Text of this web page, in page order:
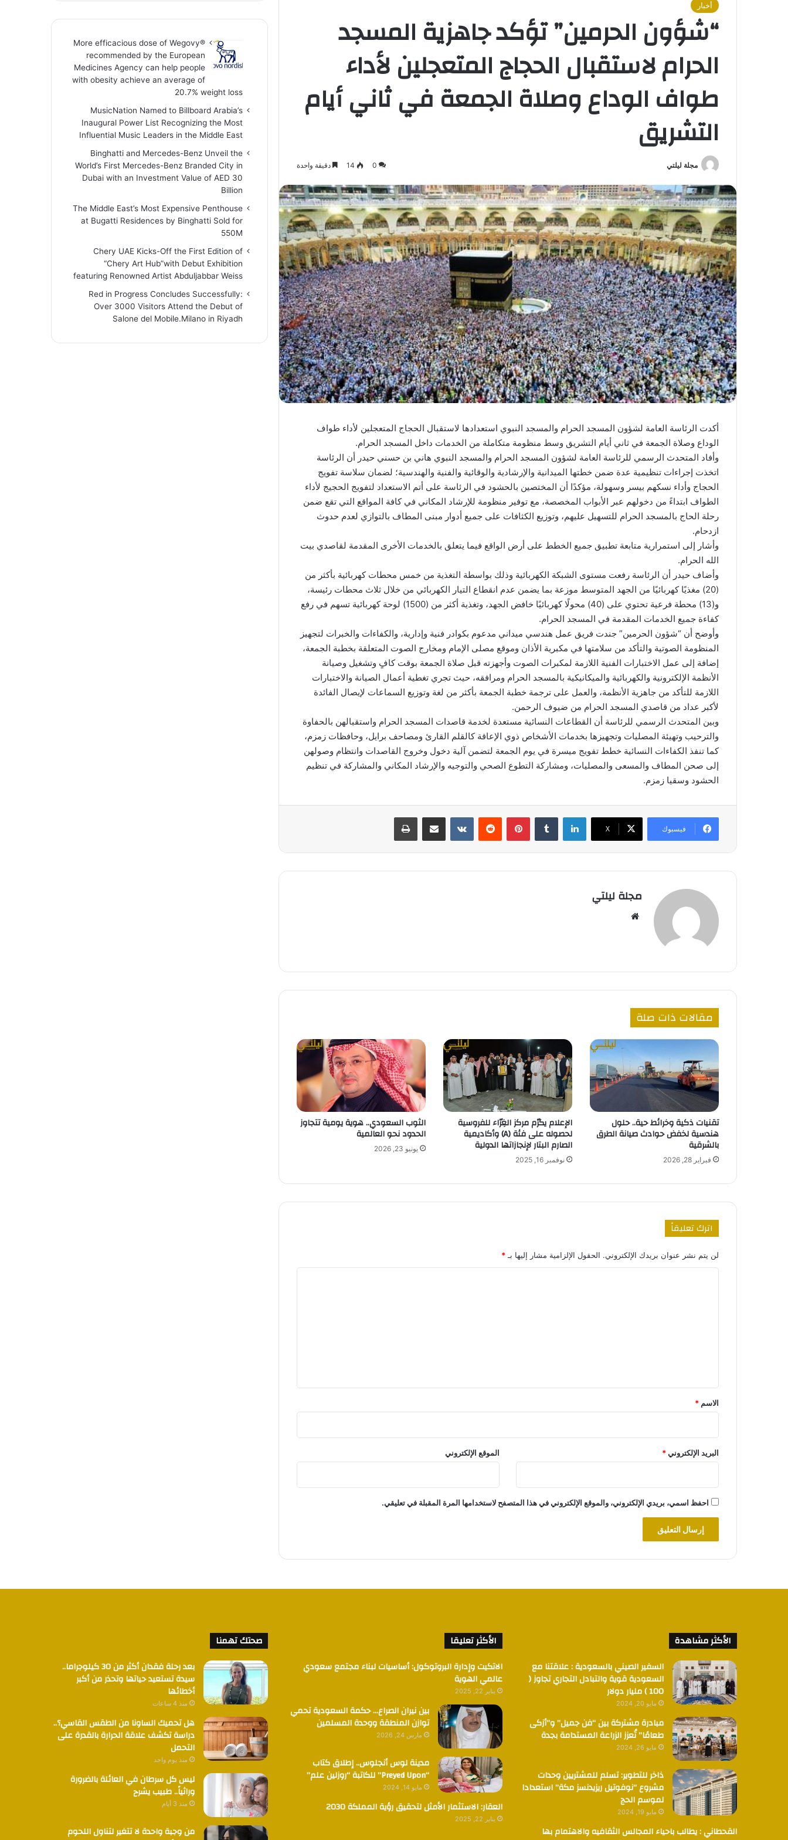
أخبار
“شؤون الحرمين” تؤكد جاهزية المسجد
الحرام لاستقبال الحجاج المتعجلين لأداء
طواف الوداع وصلاة الجمعة في ثاني أيام
التشريق
مجلة ليلتي 0
14 دقيقة واحدة
أكدت الرئاسة العامة لشؤون المسجد الحرام والمسجد النبوي استعدادها لاستقبال الحجاج المتعجلين لأداء طواف
الوداع وصلاة الجمعة في ثاني أيام التشريق وسط منظومة متكاملة من الخدمات داخل المسجد الحرام.
وأفاد المتحدث الرسمي للرئاسة العامة لشؤون المسجد الحرام والمسجد النبوي هاني بن حسني حيدر أن الرئاسة
اتخذت إجراءات تنظيمية عدة ضمن خطتها الميدانية والإرشادية والوقائية والفنية والهندسية؛ لضمان سلاسة تفويج
الحجاج وأداء نسكهم بيسر وسهولة، مؤكدًا أن المختصين بالحشود في الرئاسة على أتم الاستعداد لتفويج الحجيج لأداء
الطواف ابتداءً من دخولهم عبر الأبواب المخصصة، مع توفير منظومة للإرشاد المكاني في كافة المواقع التي تقع ضمن
رحلة الحاج بالمسجد الحرام للتسهيل عليهم، وتوزيع الكثافات على جميع أدوار مبنى المطاف بالتوازي لعدم حدوث
ازدحام.
وأشار إلى استمرارية متابعة تطبيق جميع الخطط على أرض الواقع فيما يتعلق بالخدمات الأخرى المقدمة لقاصدي بيت
الله الحرام.
وأضاف حيدر أن الرئاسة رفعت مستوى الشبكة الكهربائية وذلك بواسطة التغذية من خمس محطات كهربائية بأكثر من
(20) مغذيًا كهربائيًا من الجهد المتوسط موزعة بما يضمن عدم انقطاع التيار الكهربائي من خلال ثلاث محطات رئيسة،
و(13) محطة فرعية تحتوي على (40) محولًا كهربائيًا خافض الجهد، وتغذية أكثر من (1500) لوحة كهربائية تسهم في رفع
كفاءة جميع الخدمات المقدمة في المسجد الحرام.
وأوضح أن “شؤون الحرمين” جندت فريق عمل هندسي ميداني مدعوم بكوادر فنية وإدارية، والكفاءات والخبرات لتجهيز
المنظومة الصوتية والتأكد من سلامتها في مكبرية الأذان وموقع مصلى الإمام ومخارج الصوت المتعلقة بخطبة الجمعة،
إضافة إلى عمل الاختبارات الفنية اللازمة لمكبرات الصوت وأجهزته قبل صلاة الجمعة بوقت كافٍ وتشغيل وصيانة
الأنظمة الإلكترونية والكهربائية والميكانيكية بالمسجد الحرام ومرافقه، حيث تجري تغطية أعمال الصيانة والاختبارات
اللازمة للتأكد من جاهزية الأنظمة، والعمل على ترجمة خطبة الجمعة بأكثر من لغة وتوزيع السماعات لإيصال الفائدة
لأكبر عداد من قاصدي المسجد الحرام من ضيوف الرحمن.
وبين المتحدث الرسمي للرئاسة أن القطاعات النسائية مستعدة لخدمة قاصدات المسجد الحرام واستقبالهن بالحفاوة
والترحيب وتهيئة المصليات وتجهيزها بخدمات الأشخاص ذوي الإعاقة كالقلم القارئ ومصاحف برايل، وحافظات زمزم،
كما تنفذ الكفاءات النسائية خطط تفويج ميسرة في يوم الجمعة لتضمن آلية دخول وخروج القاصدات وانتظام وصولهن
إلى صحن المطاف والمسعى والمصليات، ومشاركة التطوع الصحي والتوجيه والإرشاد المكاني والمشاركة في تنظيم
الحشود وسقيا زمزم.
فيسبوك ‫X
لينكدإن بينتيريست مشاركة عبر البريد طباعة
مجلة ليلتي
مقالات ذات صلة
تقنيات ذكية وخرائط حية.. حلول
هندسية لخفض حوادث صيانة الطرق
بالشرقية
فبراير 28, 2026
الإعلام يكرّم مركز الغِرّاء للفروسية
لحصوله على فئة (A) وأكاديمية
الصارم البتار لإنجازاتها الدولية
نوفمبر 16, 2025
الثوب السعودي.. هوية يومية تتجاوز
الحدود نحو العالمية
يونيو 23, 2026
اترك تعليقاً
لن يتم نشر عنوان بريدك الإلكتروني. الحقول الإلزامية مشار إليها بـ *
*
الاسم *
البريد الإلكتروني* الموقع الإلكتروني
احفظ اسمي، بريدي الإلكتروني، والموقع الإلكتروني في هذا المتصفح لاستخدامها المرة المقبلة في تعليقي.
More efficacious dose of Wegovy®️
recommended by the European
Medicines Agency can help people
with obesity achieve an average of
20.7% weight loss
MusicNation Named to Billboard Arabia’s
Inaugural Power List Recognizing the Most
Influential Music Leaders in the Middle East
Binghatti and Mercedes-Benz Unveil the
World’s First Mercedes-Benz Branded City in
Dubai with an Investment Value of AED 30
Billion
The Middle East’s Most Expensive Penthouse
at Bugatti Residences by Binghatti Sold for
550M
Chery UAE Kicks-Off the First Edition of
“Chery Art Hub”with Debut Exhibition
featuring Renowned Artist Abduljabbar Weiss
Red in Progress Concludes Successfully:
Over 3000 Visitors Attend the Debut of
Salone del Mobile.Milano in Riyadh
الأكثر مشاهدة
السفير الصيني بالسعودية : علاقتنا مع
السعودية قوية والتبادل التجاري تجاوز (
100 ) مليار دولار
مايو 20, 2024
مبادرة مشتركة بين “فن جميل” و”أزكى
طعامًا” تُعزز الزراعة المستدامة بجدة
مايو 26, 2024
ذاخر للتطوير: تسلم للمشتريين وحدات
مشروع “نوفوتيل ريزيدنسز مكة” استعدادا
لموسم الحج
مايو 19, 2024
القحطاني : يطالب باحياء المجالس الثقافيه والاهتمام بها
الأكثر تعليقا
الاتكيت وإدارة البروتوكول: أساسيات لبناء مجتمع سعودي
عالمي الهوية
يناير 22, 2025
بين نيران الصراع… حكمة السعودية تحمي
توازن المنطقة ووحدة المسلمين
مارس 24, 2026
مدينة لوس أنجلوس.. إطلاق كتاب
“Preyed Upon” للكاتبة “روزلين علم”
مايو 14, 2024
العقار: الاستثمار الأمثل لتحقيق رؤية المملكة 2030
يناير 22, 2025
صحتك تهمنا
بعد رحلة فقدان أكثر من 30 كيلوجراما..
سيدة تستعيد حياتها وتحذر من أكبر
أخطائها
منذ 4 ساعات
هل تحميك الساونا من الطقس القاسي؟..
دراسة تكشف علاقة الحرارة بالقدرة على
التحمل
منذ يوم واحد
ليس كل سرطان في العائلة بالضرورة
وراثياً.. طبيب يشرح
منذ 3 أيام
من وجبة واحدة لا تتغير لتناول اللحوم